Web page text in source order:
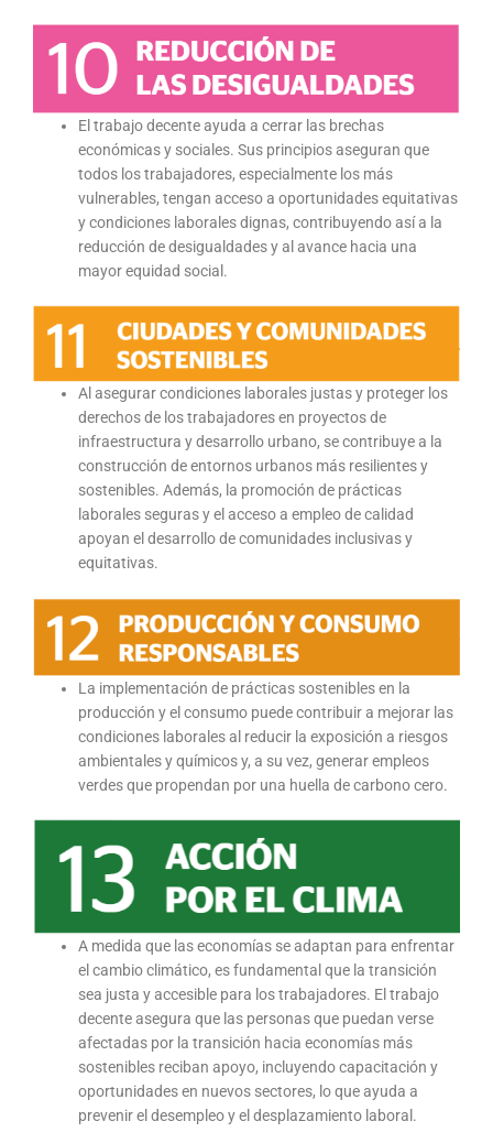
El trabajo decente ayuda a cerrar las brechas
económicas y sociales. Sus principios aseguran que
todos los trabajadores, especialmente los más
vulnerables, tengan acceso a oportunidades equitativas
y condiciones laborales dignas, contribuyendo así a la
reducción de desigualdades y al avance hacia una
mayor equidad social.
Al asegurar condiciones laborales justas y proteger los
derechos de los trabajadores en proyectos de
infraestructura y desarrollo urbano, se contribuye a la
construcción de entornos urbanos más resilientes y
sostenibles. Además, la promoción de prácticas
laborales seguras y el acceso a empleo de calidad
apoyan el desarrollo de comunidades inclusivas y
equitativas.
La implementación de prácticas sostenibles en la
producción y el consumo puede contribuir a mejorar las
condiciones laborales al reducir la exposición a riesgos
ambientales y químicos y, a su vez, generar empleos
verdes que propendan por una huella de carbono cero.
A medida que las economías se adaptan para enfrentar
el cambio climático, es fundamental que la transición
sea justa y accesible para los trabajadores. El trabajo
decente asegura que las personas que puedan verse
afectadas por la transición hacia economías más
sostenibles reciban apoyo, incluyendo capacitación y
oportunidades en nuevos sectores, lo que ayuda a
prevenir el desempleo y el desplazamiento laboral.